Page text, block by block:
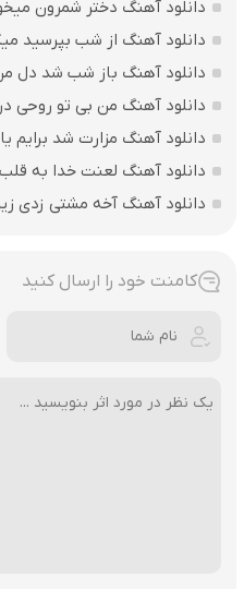
دانلود آهنگ دختر شمرون
دانلود آهنگ از شب بپرسید
دانلود آهنگ باز شب شد دل
دانلود آهنگ من بی تو روحی
دانلود آهنگ مزارت شد برایم
دانلود آهنگ لعنت خدا به
دانلود آهنگ آخه مشتی زدی
کامنت خود را ارسال کنید